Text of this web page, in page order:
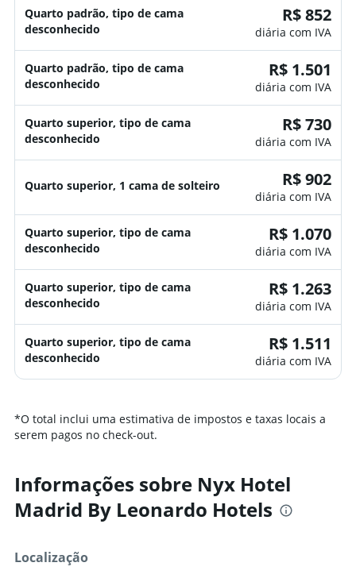
Quarto padrão, tipo de cama
desconhecido
R$ 852
diária com IVA
Quarto padrão, tipo de cama
desconhecido
R$ 1.501
diária com IVA
Quarto superior, tipo de cama
desconhecido
R$ 730
diária com IVA
Quarto superior, 1 cama de solteiro R$ 902
diária com IVA
Quarto superior, tipo de cama
desconhecido
R$ 1.070
diária com IVA
Quarto superior, tipo de cama
desconhecido
R$ 1.263
diária com IVA
Quarto superior, tipo de cama
desconhecido
R$ 1.511
diária com IVA
*O total inclui uma estimativa de impostos e taxas locais a
serem pagos no check-out.
Informações sobre Nyx Hotel
Madrid By Leonardo Hotels
Localização